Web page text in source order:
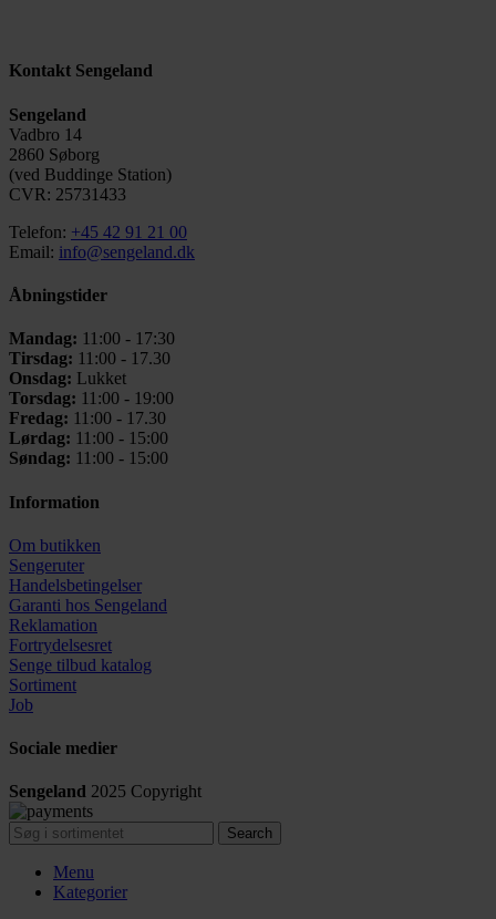
Kontakt Sengeland
Sengeland
Vadbro 14
2860 Søborg
(ved Buddinge Station)
CVR: 25731433
Telefon: +45 42 91 21 00
Email: info@sengeland.dk
Åbningstider
Mandag: 11:00 - 17:30
Tirsdag: 11:00 - 17.30
Onsdag: Lukket
Torsdag: 11:00 - 19:00
Fredag: 11:00 - 17.30
Lørdag: 11:00 - 15:00
Søndag: 11:00 - 15:00
Information
Om butikken
Sengeruter
Handelsbetingelser
Garanti hos Sengeland
Reklamation
Fortrydelsesret
Senge tilbud katalog
Sortiment
Job
Sociale medier
Sengeland 2025 Copyright
Search
Menu
Kategorier